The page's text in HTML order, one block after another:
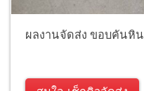
ผลงานจัดส่ง ขอบคันหิน